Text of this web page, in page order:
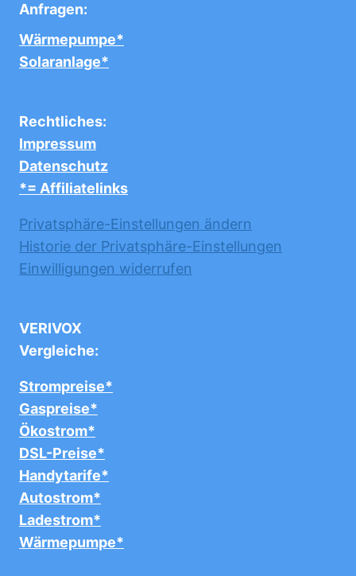
Anfragen:
Wärmepumpe*
Solaranlage*
Rechtliches:
Impressum
Datenschutz
*= Affiliatelinks
Privatsphäre-Einstellungen ändern
Historie der Privatsphäre-Einstellungen
Einwilligungen widerrufen
VERIVOX
Vergleiche:
Strompreise*
Gaspreise*
Ökostrom*
DSL-Preise*
Handytarife*
Autostrom*
Ladestrom*
Wärmepumpe*